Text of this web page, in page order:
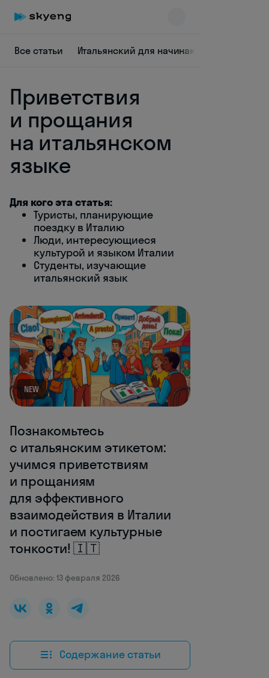
Все статьи Итальянский для начинающих
Приветствия
и прощания
на итальянском
языке
Для кого эта статья:
Туристы, планирующие
поездку в Италию
Люди, интересующиеся
культурой и языком Италии
Студенты, изучающие
итальянский язык
NEW
Познакомьтесь
с итальянским этикетом:
учимся приветствиям
и прощаниям
для эффективного
взаимодействия в Италии
и постигаем культурные
тонкости! 🇮🇹
Обновлено: 13 февраля 2026
Содержание статьи
online